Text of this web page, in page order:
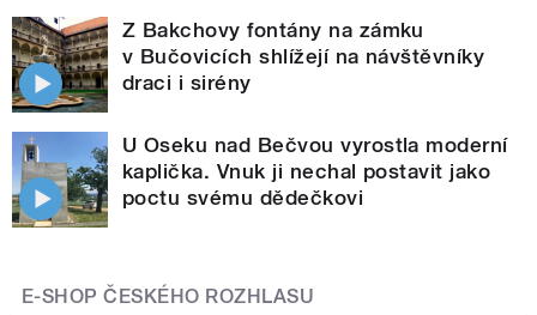
Z Bakchovy fontány na zámku
v Bučovicích shlížejí na návštěvníky
draci i sirény
U Oseku nad Bečvou vyrostla moderní
kaplička. Vnuk ji nechal postavit jako
poctu svému dědečkovi
E-SHOP ČESKÉHO ROZHLASU